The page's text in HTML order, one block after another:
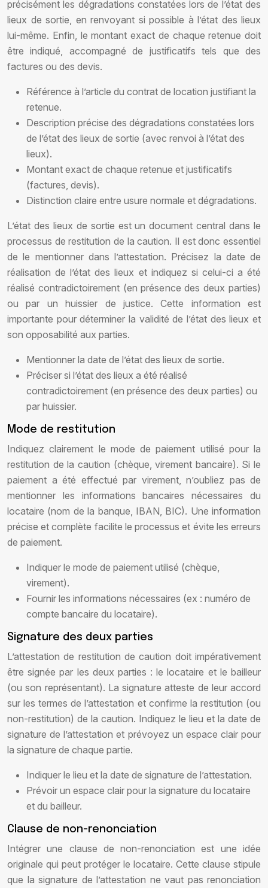
précisément les dégradations constatées lors de l’état des
lieux de sortie, en renvoyant si possible à l’état des lieux
lui-même. Enfin, le montant exact de chaque retenue doit
être indiqué, accompagné de justificatifs tels que des
factures ou des devis.
Référence à l’article du contrat de location justifiant la
retenue.
Description précise des dégradations constatées lors
de l’état des lieux de sortie (avec renvoi à l’état des
lieux).
Montant exact de chaque retenue et justificatifs
(factures, devis).
Distinction claire entre usure normale et dégradations.
L’état des lieux de sortie est un document central dans le
processus de restitution de la caution. Il est donc essentiel
de le mentionner dans l’attestation. Précisez la date de
réalisation de l’état des lieux et indiquez si celui-ci a été
réalisé contradictoirement (en présence des deux parties)
ou par un huissier de justice. Cette information est
importante pour déterminer la validité de l’état des lieux et
son opposabilité aux parties.
Mentionner la date de l’état des lieux de sortie.
Préciser si l’état des lieux a été réalisé
contradictoirement (en présence des deux parties) ou
par huissier.
Mode de restitution
Indiquez clairement le mode de paiement utilisé pour la
restitution de la caution (chèque, virement bancaire). Si le
paiement a été effectué par virement, n’oubliez pas de
mentionner les informations bancaires nécessaires du
locataire (nom de la banque, IBAN, BIC). Une information
précise et complète facilite le processus et évite les erreurs
de paiement.
Indiquer le mode de paiement utilisé (chèque,
virement).
Fournir les informations nécessaires (ex : numéro de
compte bancaire du locataire).
Signature des deux parties
L’attestation de restitution de caution doit impérativement
être signée par les deux parties : le locataire et le bailleur
(ou son représentant). La signature atteste de leur accord
sur les termes de l’attestation et confirme la restitution (ou
non-restitution) de la caution. Indiquez le lieu et la date de
signature de l’attestation et prévoyez un espace clair pour
la signature de chaque partie.
Indiquer le lieu et la date de signature de l’attestation.
Prévoir un espace clair pour la signature du locataire
et du bailleur.
Clause de non-renonciation
Intégrer une clause de non-renonciation est une idée
originale qui peut protéger le locataire. Cette clause stipule
que la signature de l’attestation ne vaut pas renonciation